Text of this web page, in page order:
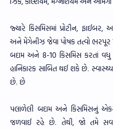
જ્યારે કિસમિસમાં પ્રોટીન, ફાઈબર,
અને મેંગેનીઝ જેવા પોષક તત્વો ભરપૂર
બદામ અને 8-10 કિસમિસ કરતાં વધુ
હાનિકારક સાબિત થઈ શકે છે.
છે. છે
પલાળેલી બદામ અને કિસમિસનું
જળવાઈ રહે છે. તેથી, જો તમે